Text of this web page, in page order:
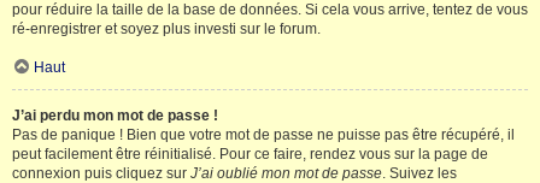
pour réduire la taille de la base de données. Si cela vous arrive, tentez de vous
ré-enregistrer et soyez plus investi sur le forum.
Haut
J’ai perdu mon mot de passe !
Pas de panique ! Bien que votre mot de passe ne puisse pas être récupéré, il
peut facilement être réinitialisé. Pour ce faire, rendez vous sur la page de
connexion puis cliquez sur J’ai oublié mon mot de passe. Suivez les